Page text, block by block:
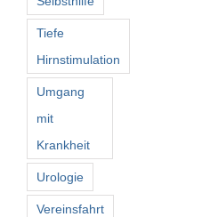
Tiefe
Hirnstimulation
Umgang
mit
Krankheit
Urologie
Vereinsfahrt